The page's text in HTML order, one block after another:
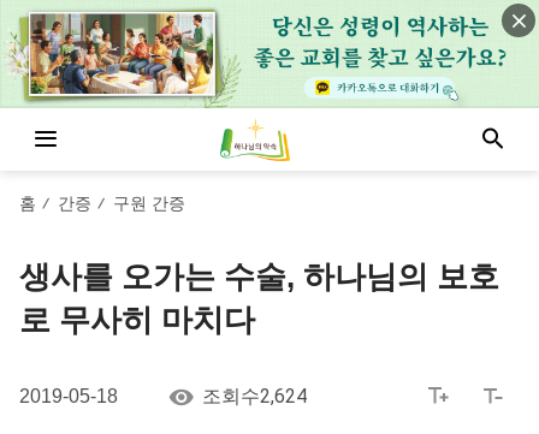
홈 / 간증 / 구원 간증
생사를 오가는 수술, 하나님의 보호
로 무사히 마치다
2019-05-18 조회수2,624